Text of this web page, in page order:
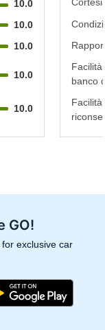
10.0
10.0
10.0
10.0
10.0
banco
GO!
for exclusive car